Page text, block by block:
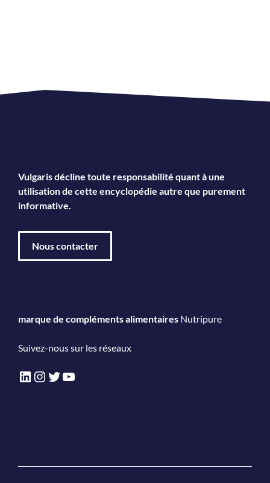
Vulgaris décline toute responsabilité quant à une
utilisation de cette encyclopédie autre que purement
informative.
Nous contacter
marque de compléments alimentaires Nutripure
Suivez-nous sur les réseaux
LinkedIn
Instagram
Twitter
YouTube